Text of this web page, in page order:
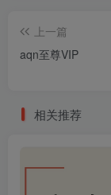
上一篇
aqn至尊VIP
相关推荐